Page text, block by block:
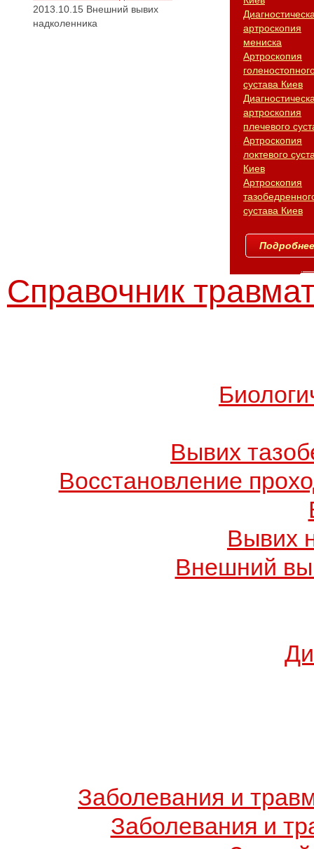
2013.10.15 Внешний вывих
надколенника
артроскопия
мениска
Артроскопия
сустава Киев
артроскопия
плечевого
Артроскопия
локтевого
Киев
Артроскопия
сустава Киев
Справочник
Вывих
Восстановление
Вывих
Внешний
Заболевания и
Заболевания и